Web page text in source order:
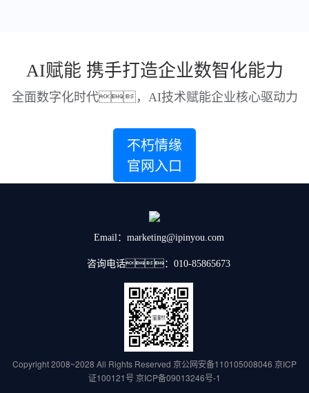
AI赋能 携手打造企业数智化能力
全面数字化时代，AI技术赋能企业核心驱动力
不朽情缘
官网入口
Email：marketing@ipinyou.com
咨询电话：010-85865673
Copyright 2008~2028 All Rights Reserved 京公网安备110105008046 京ICP
证100121号 京ICP备09013246号-1